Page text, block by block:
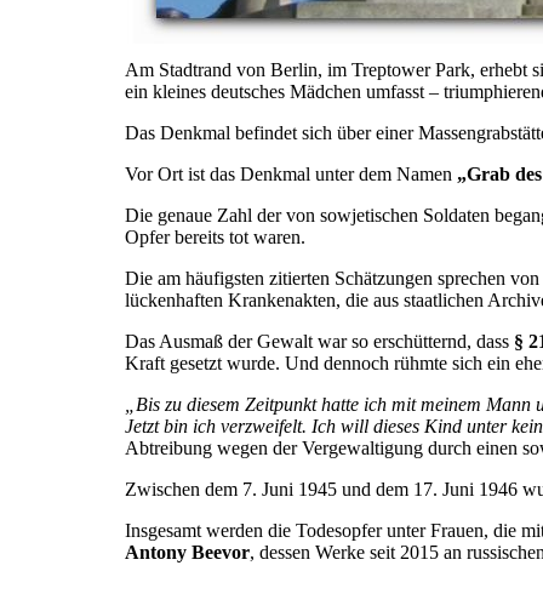
Am Stadtrand von Berlin, im Treptower Park, erhebt
ein kleines deutsches Mädchen umfasst –
Das Denkmal befindet sich über einer
Vor Ort ist das Denkmal unter dem Namen „Grab
Die genaue Zahl der von sowjetischen Soldaten
Opfer bereits tot waren.
Die am häufigsten zitierten Schätzungen sprechen
lückenhaften Krankenakten, die aus staatlichen
Das Ausmaß der Gewalt war so erschütternd, dass §
Kraft gesetzt wurde. Und dennoch rühmte sich ein
„Bis zu diesem Zeitpunkt hatte ich mit meinem
Jetzt bin ich verzweifelt. Ich will dieses Kind unter
Abtreibung wegen der Vergewaltigung durch einen
Zwischen dem 7. Juni 1945 und dem 17. Juni 1946
Insgesamt werden die Todesopfer unter Frauen, die
Antony Beevor, dessen Werke seit 2015 an